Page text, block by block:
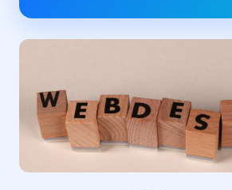
Werbung
Für Firmen
Login